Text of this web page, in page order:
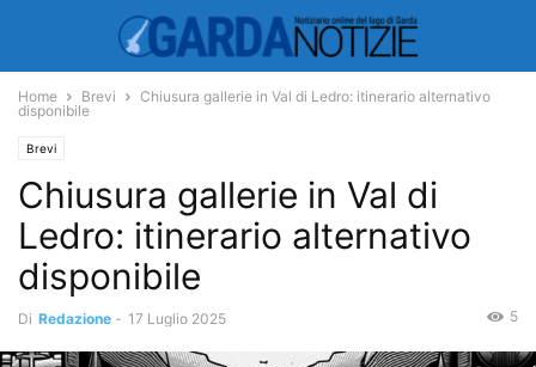
Home Brevi
Chiusura gallerie in Val di Ledro: itinerario alternativo
disponibile
Brevi
Chiusura gallerie in Val di
Ledro: itinerario alternativo
disponibile
Di Redazione - 17 Luglio 2025 5